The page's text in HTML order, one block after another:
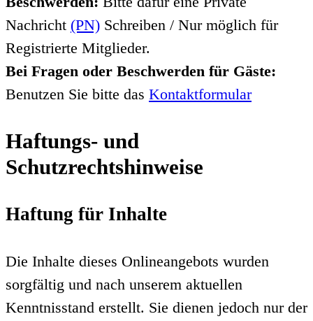
Nachricht (PN) Schreiben / Nur möglich für
Registrierte Mitglieder.
Bei Fragen oder Beschwerden für Gäste:
Benutzen Sie bitte das Kontaktformular
Haftungs- und
Schutzrechtshinweise
Haftung für Inhalte
Die Inhalte dieses Onlineangebots wurden
sorgfältig und nach unserem aktuellen
Kenntnisstand erstellt. Sie dienen jedoch nur der